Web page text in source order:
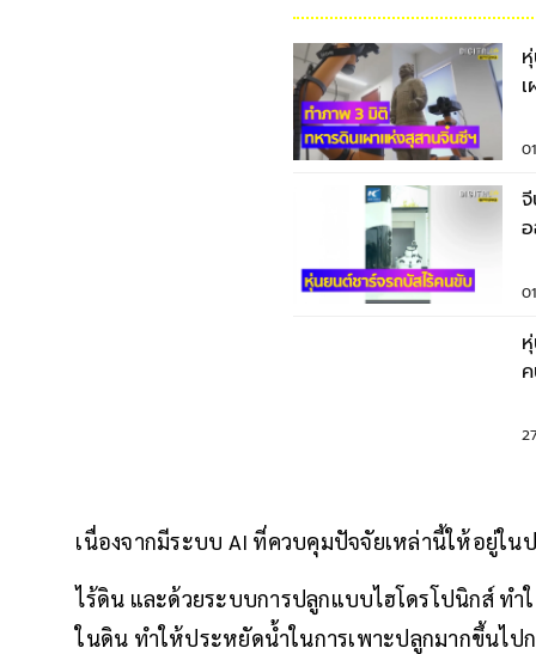
คนไ
เนื่องจากมีระบบ AI ที่ควบคุมปัจจัยเหล่านี้ให้อยู่ใ
ไร้ดิน และด้วยระบบการปลูกแบบไฮโดรโปนิกส์ ท
ในดิน ทำให้ประหยัดน้ำในการเพาะปลูกมากขึ้นไป